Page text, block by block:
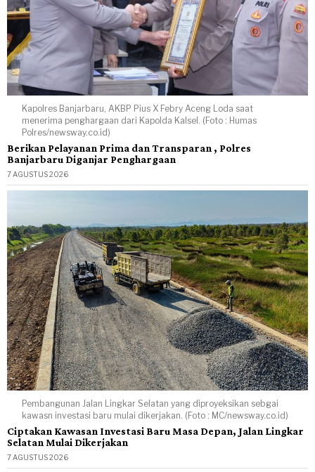
Kapolres Banjarbaru, AKBP Pius X Febry Aceng Loda saat
menerima penghargaan dari Kapolda Kalsel. (Foto : Humas
Polres/newsway.co.id)
Berikan Pelayanan Prima dan Transparan , Polres
Banjarbaru Diganjar Penghargaan
7 AGUSTUS 2026
Pembangunan Jalan Lingkar Selatan yang diproyeksikan sebgai
kawasn investasi baru mulai dikerjakan. (Foto : MC/newsway.co.id)
Ciptakan Kawasan Investasi Baru Masa Depan, Jalan Lingkar
Selatan Mulai Dikerjakan
7 AGUSTUS 2026